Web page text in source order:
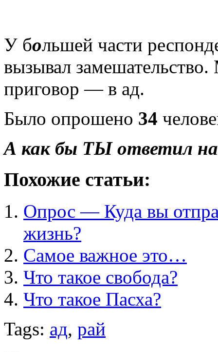
У большей части
вызывал
приговор — в ад.
Было опрошено 34
А как бы ТЫ ответил
Похожие статьи:
Опрос — Куда вы
жизнь?
Самое важное это…
Что такое свобода?
Что такое Пасха?
Tags: ад, рай